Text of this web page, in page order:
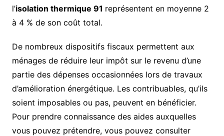
l’isolation thermique 91 représentent en moyenne 2
à 4 % de son coût total.
De nombreux dispositifs fiscaux permettent aux
ménages de réduire leur impôt sur le revenu d’une
partie des dépenses occasionnées lors de travaux
d’amélioration énergétique. Les contribuables, qu’ils
soient imposables ou pas, peuvent en bénéficier.
Pour prendre connaissance des aides auxquelles
vous pouvez prétendre, vous pouvez consulter